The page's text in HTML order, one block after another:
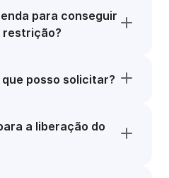
para conseguir
restrição?
posso solicitar?
a liberação do